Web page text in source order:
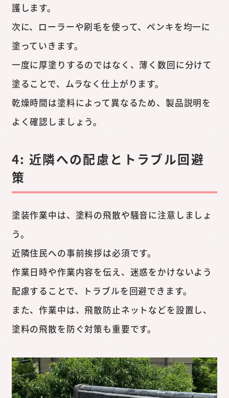
護します。
次に、ローラーや刷毛を使って、ペンキを均一に
塗っていきます。
一度に厚塗りするのではなく、薄く数回に分けて
塗ることで、ムラなく仕上がります。
乾燥時間は塗料によって異なるため、製品説明を
よく確認しましょう。
4: 近隣への配慮とトラブル回避
策
塗装作業中は、塗料の飛散や騒音に注意しましょ
う。
近隣住民への事前挨拶は必須です。
作業日時や作業内容を伝え、迷惑をかけないよう
配慮することで、トラブルを回避できます。
また、作業中は、飛散防止ネットなどを設置し、
塗料の飛散を防ぐ対策も重要です。